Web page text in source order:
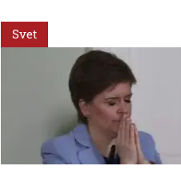
Svet